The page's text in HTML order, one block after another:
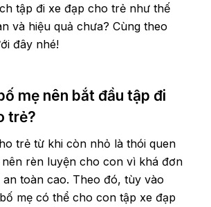
tập đi xe đạp cho trẻ như thế
và hiệu quả chưa? Cùng theo
đây nhé!
mẹ nên bắt đầu tập đi
trẻ?
trẻ từ khi còn nhỏ là thói quen
rèn luyện cho con vì khá đơn
toàn cao. Theo đó, tùy vào
mẹ có thể cho con tập xe đạp